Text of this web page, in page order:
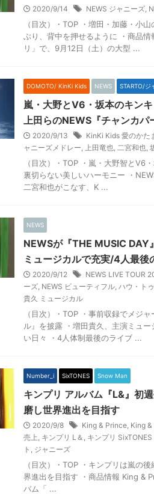
2020/9/14 NEWS ジャニーズ,
（目次）・TOP ・増田・加藤・小
ぶり、背中を押せるように ・商品
リ」で、9月12日（土）の大型 ...
DOMOTO/ KinKi Kids NEWS STARTO/ジ
嵐・大野とV6・坂本のキン
上田らのNEWS『チャンカパ
2020/9/13 KinKi Kids 愛のかた
ャニーズメドレー, 上田竜也, 二宮和也,
（目次）・TOP ・嵐・大野智とV6
裏切らない美しいハーモニー ・
二宮和也がこなす、K ...
NEWS
NEWSが『THE MUSIC DAY
ミュージカルで充実/4人最後
2020/9/12 NEWS LIVE TOUR
ーズ, NEWS ビューティフル, ハウ・ト
貴久 ミュージカル
（目次）・TOP ・事前収録でメジ
ル』を披露 ・増田貴久、主演ミュ
い日々 ・4人体制最後のライブ ...
Number_i SixTONES Snow Man
キンプリ アルバム『L&』初
磨し世界進出を目指す
2020/9/8 King & Prince, King
売上, キンプリ L＆ , キンプリ
ト , ジャニーズ
（目次）・TOP ・キンプリは嵐の
界進出を目指す ・商品情報 King &
バム「 ...